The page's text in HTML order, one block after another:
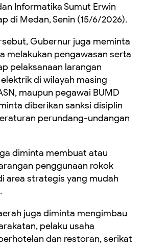
Informatika Sumut Erwin
di Medan, Senin (15/6/2026).
Gubernur juga meminta
melakukan pengawasan serta
pelaksanaan larangan
di wilayah masing-
maupun pegawai BUMD
diberikan sanksi disiplin
perundang-undangan
diminta membuat atau
penggunaan rokok
area strategis yang mudah
juga diminta mengimbau
pelaku usaha
dan restoran, serikat